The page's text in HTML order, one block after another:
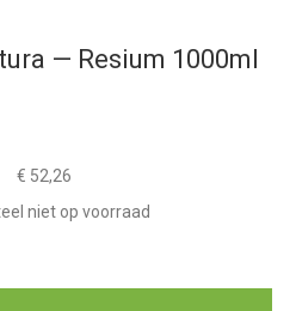
— Resium 1000ml
€ 52,26
niet op voorraad